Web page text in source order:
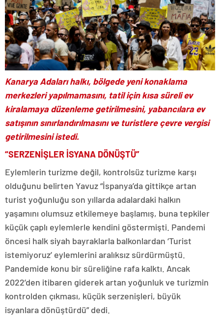
Kanarya Adaları halkı, bölgede yeni konaklama
merkezleri yapılmamasını, tatil için kısa süreli ev
kiralamaya düzenleme getirilmesini, yabancılara ev
satışının sınırlandırılmasını ve turistlere çevre vergisi
getirilmesini istedi.
“SERZENİŞLER İSYANA DÖNÜŞTÜ”
Eylemlerin turizme değil, kontrolsüz turizme karşı
olduğunu belirten Yavuz “İspanya’da gittikçe artan
turist yoğunluğu son yıllarda adalardaki halkın
yaşamını olumsuz etkilemeye başlamış, buna tepkiler
küçük çaplı eylemlerle kendini göstermişti. Pandemi
öncesi halk siyah bayraklarla balkonlardan ‘Turist
istemiyoruz’ eylemlerini aralıksız sürdürmüştü.
Pandemide konu bir süreliğine rafa kalktı. Ancak
2022’den itibaren giderek artan yoğunluk ve turizmin
kontrolden çıkması, küçük serzenişleri, büyük
isyanlara dönüştürdü” dedi.